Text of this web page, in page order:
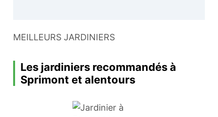
MEILLEURS JARDINIERS
Les jardiniers recommandés à
Sprimont et alentours